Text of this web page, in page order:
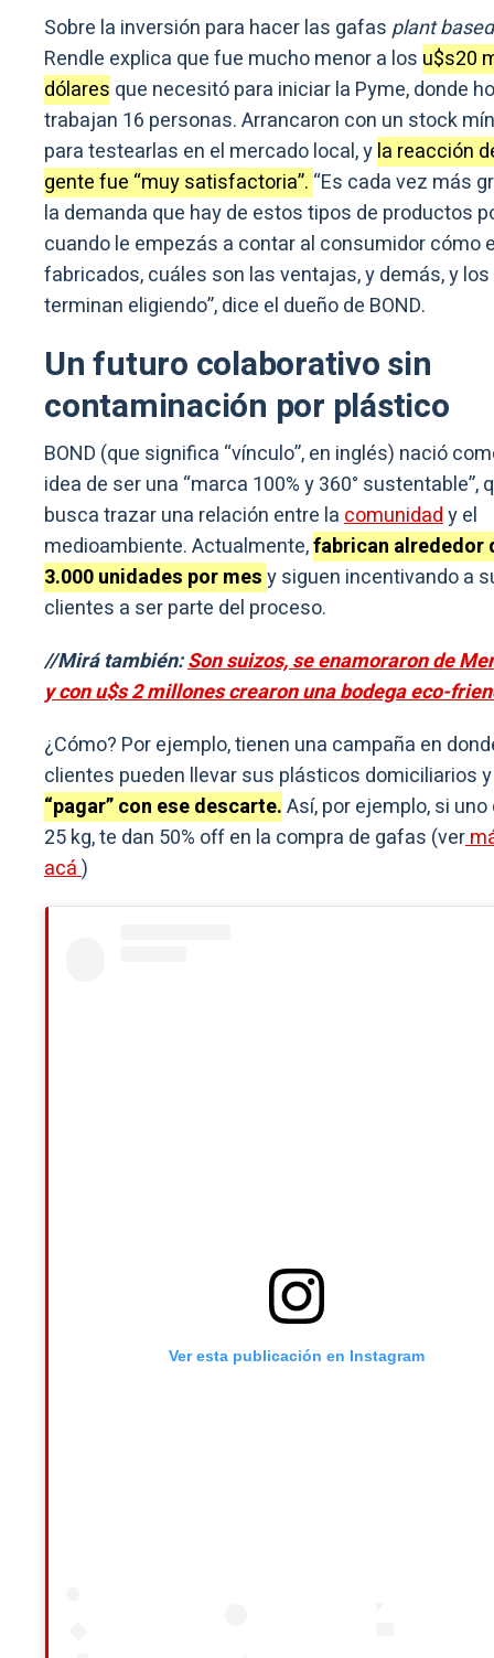
Sobre la inversión para hacer las gafasplant based
Rendle explica que fue mucho menor a los u$s20
dólares que necesitó para iniciar la Pyme, donde
trabajan 16 personas. Arrancaron con un stock
para testearlas en el mercado local, yla reacción
gente fue “muy satisfactoria”. “Es cada vez más
la demanda que hay de estos tipos de productos
cuando le empezás a contar al consumidor cómo
fabricados, cuáles son las ventajas, y demás, y los
terminan eligiendo”, dice el dueño de BOND.
Un futuro colaborativo sin
contaminación por plástico
BOND (que significa “vínculo”, en inglés) nació
idea de ser una “marca 100% y 360° sustentable”,
busca trazar una relación entre lacomunidady el
medioambiente. Actualmente,fabrican alrededor
3.000 unidades por mesy siguen incentivando a
clientes a ser parte del proceso.
//Mirá también:Son suizos, se enamoraron de
y con u$s 2 millones crearon una bodega eco-
¿Cómo? Por ejemplo, tienen una campaña en
clientes pueden llevar sus plásticos domiciliarios y
“pagar” con ese descarte.Así, por ejemplo, si
25 kg, te dan 50% off en la compra de gafas (ver
acá)
Ver esta publicación en Instagram